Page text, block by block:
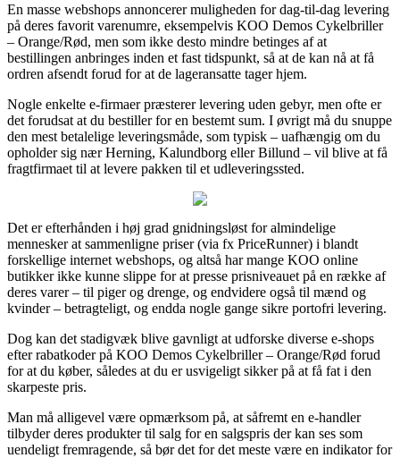
En masse webshops annoncerer muligheden for dag-til-dag levering
på deres favorit varenumre, eksempelvis KOO Demos Cykelbriller
– Orange/Rød, men som ikke desto mindre betinges af at
bestillingen anbringes inden et fast tidspunkt, så at de kan nå at få
ordren afsendt forud for at de lageransatte tager hjem.
Nogle enkelte e-firmaer præsterer levering uden gebyr, men ofte er
det forudsat at du bestiller for en bestemt sum. I øvrigt må du snuppe
den mest betalelige leveringsmåde, som typisk – uafhængig om du
opholder sig nær Herning, Kalundborg eller Billund – vil blive at få
fragtfirmaet til at levere pakken til et udleveringssted.
Det er efterhånden i høj grad gnidningsløst for almindelige
mennesker at sammenligne priser (via fx PriceRunner) i blandt
forskellige internet webshops, og altså har mange KOO online
butikker ikke kunne slippe for at presse prisniveauet på en række af
deres varer – til piger og drenge, og endvidere også til mænd og
kvinder – betragteligt, og endda nogle gange sikre portofri levering.
Dog kan det stadigvæk blive gavnligt at udforske diverse e-shops
efter rabatkoder på KOO Demos Cykelbriller – Orange/Rød forud
for at du køber, således at du er usvigeligt sikker på at få fat i den
skarpeste pris.
Man må alligevel være opmærksom på, at såfremt en e-handler
tilbyder deres produkter til salg for en salgspris der kan ses som
uendeligt fremragende, så bør det for det meste være en indikator for